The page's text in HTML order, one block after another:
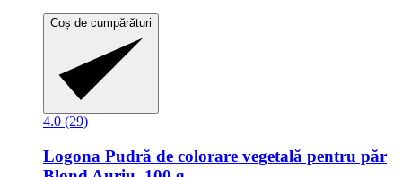
Coș de cumpărături
4.0 (29)
Logona Pudră de colorare vegetală pentru păr